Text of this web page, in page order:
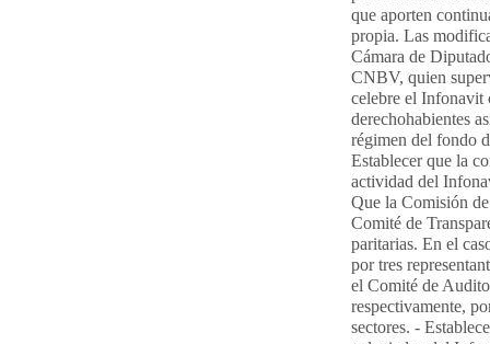
que aporten
propia. Las
Cámara de
CNBV, quien
celebre el Infonavit
derechohabientes
régimen del fondo
Establecer que la
actividad del
Que la Comisión
Comité de
paritarias. En el
por tres
el Comité de
respectivamente,
sectores. -